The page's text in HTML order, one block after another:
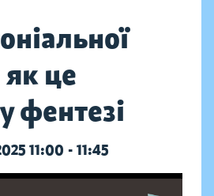
це
фентезі
11:00 - 11:45